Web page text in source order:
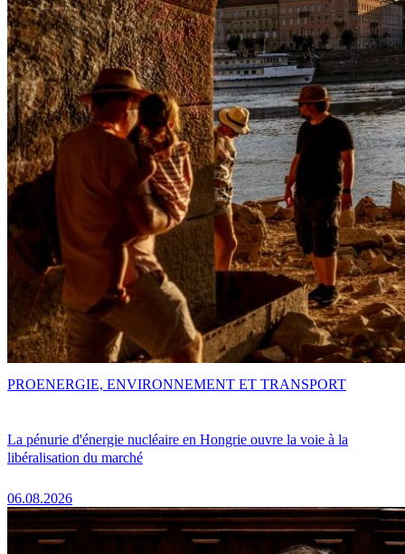
La pénurie d'énergie nucléaire en Hongrie ouvre la voie à la
libéralisation du marché
06.08.2026
PROENERGIE, ENVIRONNEMENT ET TRANSPORT